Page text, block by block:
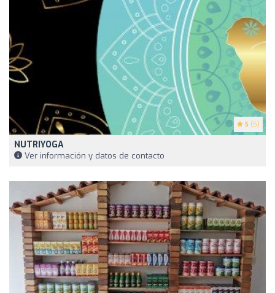
5 (5)
NUTRIYOGA
Ver información y datos de contacto